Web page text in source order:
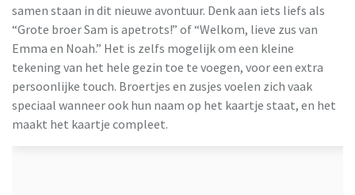
samen staan in dit nieuwe avontuur. Denk aan iets liefs als
“Grote broer Sam is apetrots!” of “Welkom, lieve zus van
Emma en Noah.” Het is zelfs mogelijk om een kleine
tekening van het hele gezin toe te voegen, voor een extra
persoonlijke touch. Broertjes en zusjes voelen zich vaak
speciaal wanneer ook hun naam op het kaartje staat, en het
maakt het kaartje compleet.